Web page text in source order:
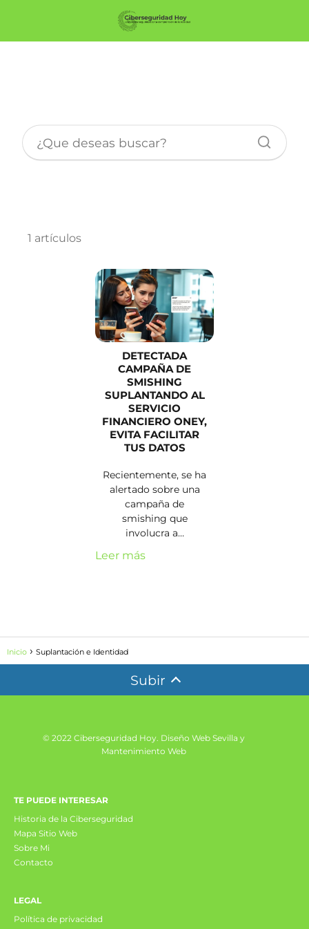
1 artículos
DETECTADA
CAMPAÑA DE
SMISHING
SUPLANTANDO AL
SERVICIO
FINANCIERO ONEY,
EVITA FACILITAR
TUS DATOS
Recientemente, se ha
alertado sobre una
campaña de
smishing que
involucra a…
Leer más
Inicio Suplantación e Identidad
Subir
© 2022 Ciberseguridad Hoy. Diseño Web Sevilla y
Mantenimiento Web
TE PUEDE INTERESAR
Historia de la Ciberseguridad
Mapa Sitio Web
Sobre Mi
Contacto
LEGAL
Política de privacidad